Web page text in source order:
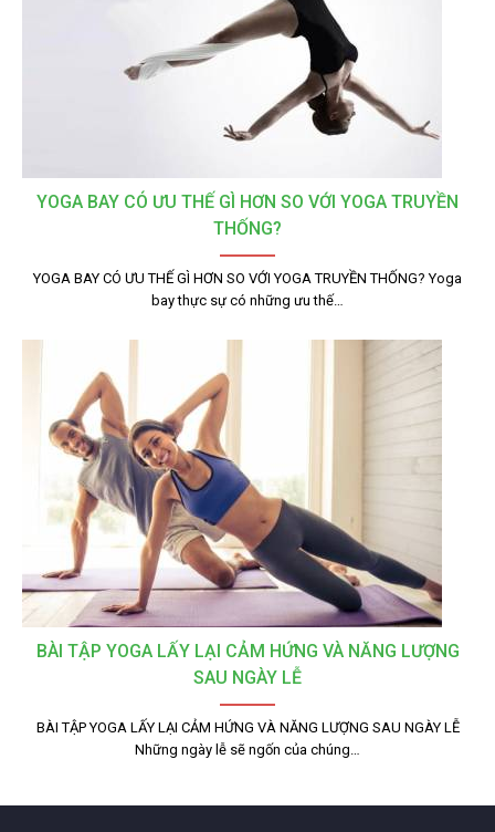
YOGA BAY CÓ ƯU THẾ GÌ HƠN SO VỚI YOGA TRUYỀN
THỐNG?
YOGA BAY CÓ ƯU THẾ GÌ HƠN SO VỚI YOGA TRUYỀN THỐNG? Yoga
bay thực sự có những ưu thế…
BÀI TẬP YOGA LẤY LẠI CẢM HỨNG VÀ NĂNG LƯỢNG
SAU NGÀY LỄ
BÀI TẬP YOGA LẤY LẠI CẢM HỨNG VÀ NĂNG LƯỢNG SAU NGÀY LỄ
Những ngày lễ sẽ ngốn của chúng…